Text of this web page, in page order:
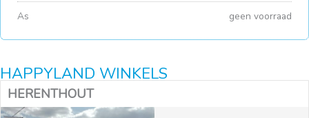
As geen voorraad
HAPPYLAND WINKELS
HERENTHOUT